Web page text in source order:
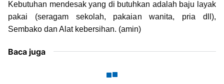
Kebutuhan mendesak yang di butuhkan adalah baju layak
pakai (seragam sekolah, pakaian wanita, pria dll),
Sembako dan Alat kebersihan. (amin)
Baca juga